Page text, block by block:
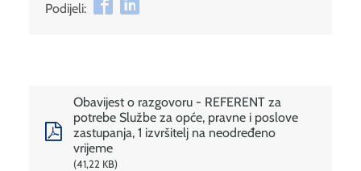
Podijeli:
Obavijest o razgovoru - REFERENT za
potrebe Službe za opće, pravne i poslove
zastupanja, 1 izvršitelj na neodređeno
vrijeme
41,22 KB